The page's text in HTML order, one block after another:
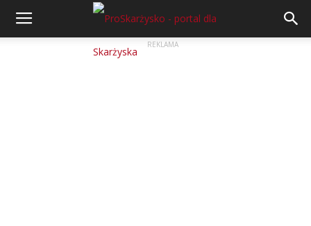
REKLAMA